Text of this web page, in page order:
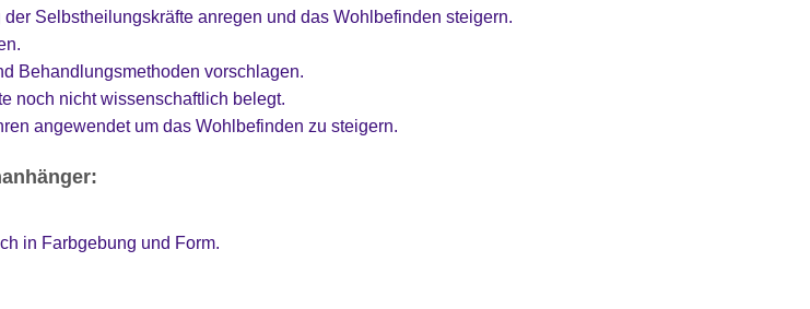
Selbstheilungskräfte anregen und das Wohlbefinden steigern.
Behandlungsmethoden vorschlagen.
noch nicht wissenschaftlich belegt.
angewendet um das Wohlbefinden zu steigern.
in Farbgebung und Form.